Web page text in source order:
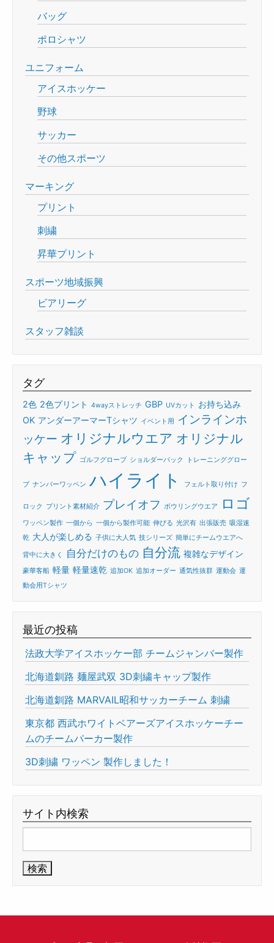
バッグ
ポロシャツ
ユニフォーム
アイスホッケー
野球
サッカー
その他スポーツ
マーキング
プリント
刺繍
昇華プリント
スポーツ地域振興
ビアリーグ
スタッフ雑談
タグ
2色 2色プリント 4wayストレッチ GBP UVカット
お持ち込み
OK アンダーアーマーTシャツ イベント用
インラインホ
ッケー オリジナルウエア オリジナル
キャップ ゴルフグローブ ショルダーバック トレーニンググロー
ブ ナンバーワッペン ハイライト フェルト取り付け フ
ロック プリント素材紹介 プレイオフ ボウリングウエア ロゴ
ワッペン製作 一個から 一個から製作可能 伸びる 光沢有 出張販売 吸湿速
乾 大人が楽しめる 子供に大人気 技シリーズ 簡単にチームウエアへ
背中に大きく 自分だけのもの 自分流 複雑なデザイン
豪華客船 軽量 軽量速乾 追加OK 追加オーダー 通気性抜群 運動会 運
動会用Tシャツ
最近の投稿
法政大学アイスホッケー部 チームジャンバー製作
北海道釧路 麺屋武双 3D刺繍キャップ製作
北海道釧路 MARVAIL昭和サッカーチーム 刺繍
東京都 西武ホワイトベアーズアイスホッケーチー
ムのチームパーカー製作
3D刺繍 ワッペン 製作しました！
サイト内検索
索: